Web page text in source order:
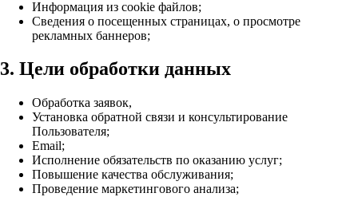
Информация из cookie файлов;
Cведения о посещенных страницах, о просмотре
рекламных баннеров;
3. Цели обработки данных
Обработка заявок,
Установка обратной связи и консультирование
Пользователя;
Email;
Исполнение обязательств по оказанию услуг;
Повышение качества обслуживания;
Проведение маркетингового анализа;